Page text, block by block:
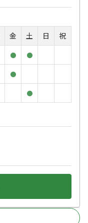
金 土 日
祝
● ●
●
●